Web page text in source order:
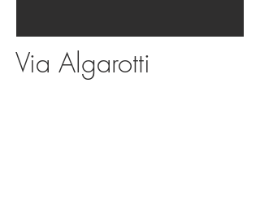
Via Algarotti